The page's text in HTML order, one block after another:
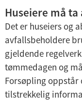
Huseiere må
Det er huseiers og
avfallsbeholdere
gjeldende
tømmedagen og
Forsøpling oppstår
tilstrekkelig